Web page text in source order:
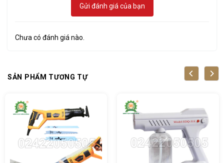
Không khí trong xe rất khô, không khí trong xe của bạn
đang bị khô hanh, mũi, và da, máy tạo độ ẩm có thể
xe khi không khí ít độ ẩm khô lạnh, chúng có thể được
Gửi đánh giá của bạn
Chưa có đánh giá nào.
SẢN PHẨM TƯƠNG TỰ